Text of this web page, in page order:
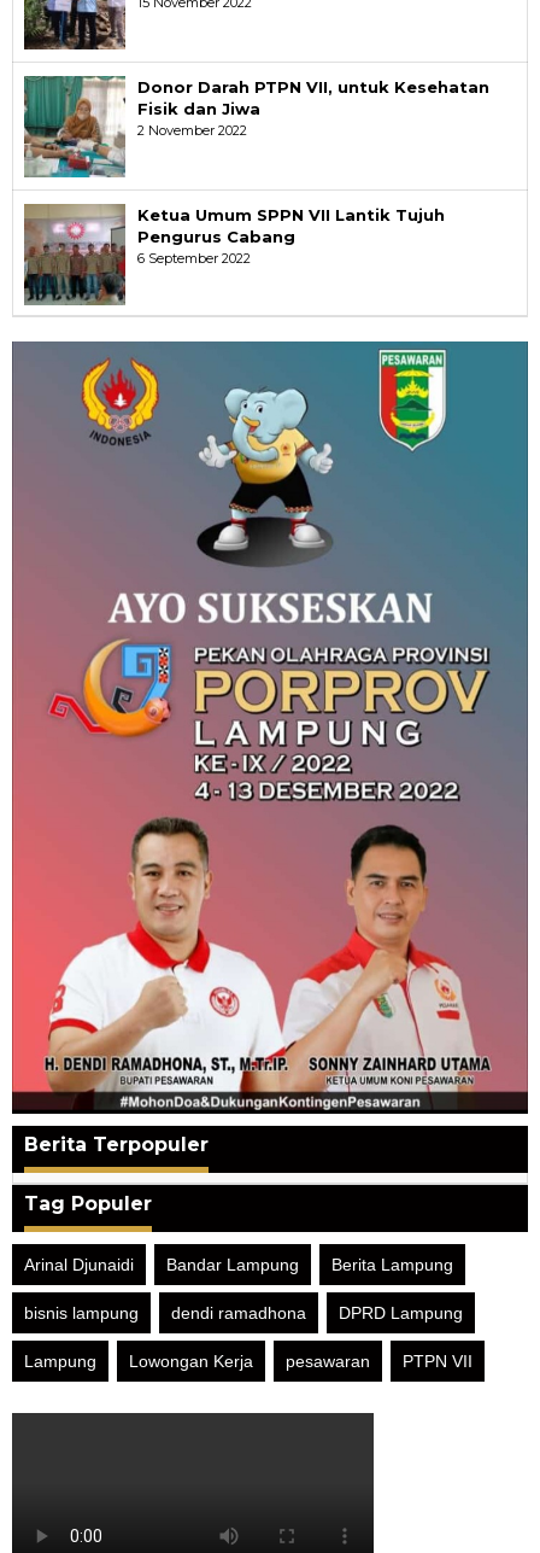
Donor Darah PTPN VII, untuk Kesehatan
Fisik dan Jiwa
2 November 2022
Ketua Umum SPPN VII Lantik Tujuh
Pengurus Cabang
6 September 2022
Berita Terpopuler
Tag Populer
Arinal Djunaidi Bandar Lampung Berita Lampung
bisnis lampung dendi ramadhona DPRD Lampung
Lampung Lowongan Kerja pesawaran PTPN VII